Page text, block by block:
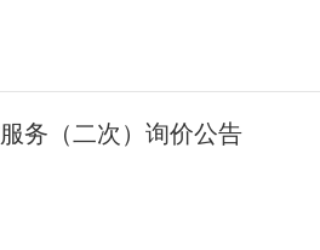
务（二次）询价公告